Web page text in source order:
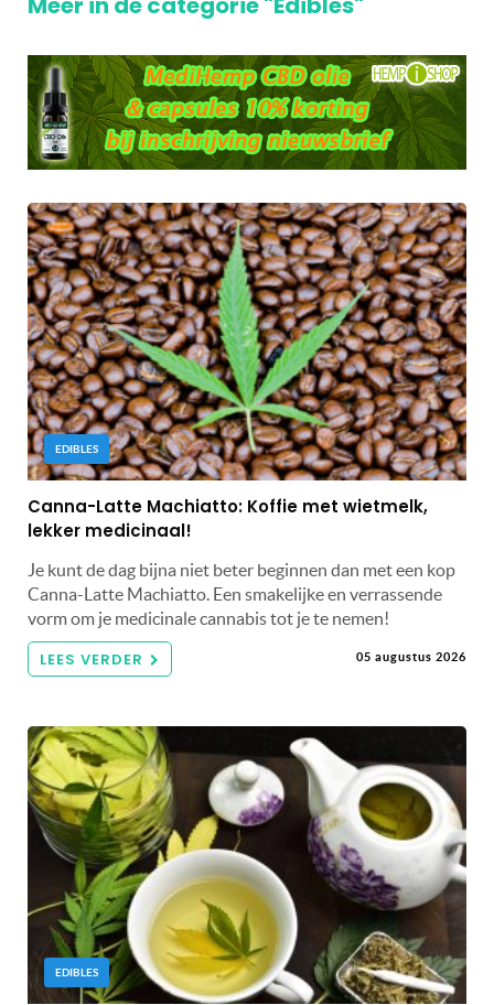
EDIBLES
Canna-Latte Machiatto: Koffie met wietmelk,
lekker medicinaal!
Je kunt de dag bijna niet beter beginnen dan met een kop
Canna-Latte Machiatto. Een smakelijke en verrassende
vorm om je medicinale cannabis tot je te nemen!
LEES VERDER 05 augustus 2026
EDIBLES